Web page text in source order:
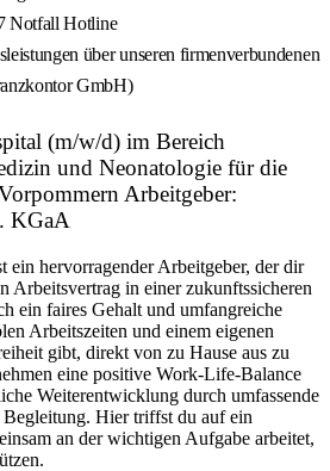
Notfall Hotline
über unseren firmenverbundenen
GmbH)
(m/w/d) im Bereich
und Neonatologie für die
Arbeitgeber:
KGaA
hervorragender Arbeitgeber, der dir
Arbeitsvertrag in einer zukunftssicheren
ein faires Gehalt und umfangreiche
Arbeitszeiten und einem eigenen
gibt, direkt von zu Hause aus zu
eine positive Work-Life-Balance
Weiterentwicklung durch umfassende
Hier triffst du auf ein
an der wichtigen Aufgabe arbeitet,